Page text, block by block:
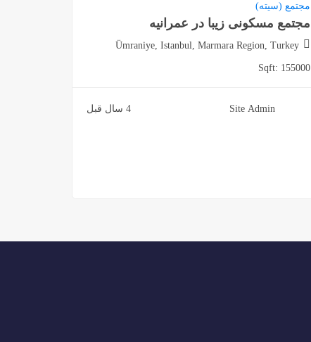
مجتمع (سیته)
مجتمع مسکونی زیبا در عمرانیه
Ümraniye, Istanbul, Marmara Region, Turkey
Sqft: 155000
Site Admin 4 سال قبل